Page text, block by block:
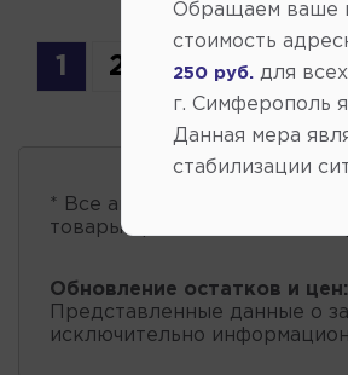
1 2 3 4 5 6
* Все автозапчасти
товары проходит несколько
Обновление остатков и цен:
Представленные данные о
исключительно
Обращаем ваше
стоимость
250 руб. для
г. Симферополь
Данная мера
стабилизации